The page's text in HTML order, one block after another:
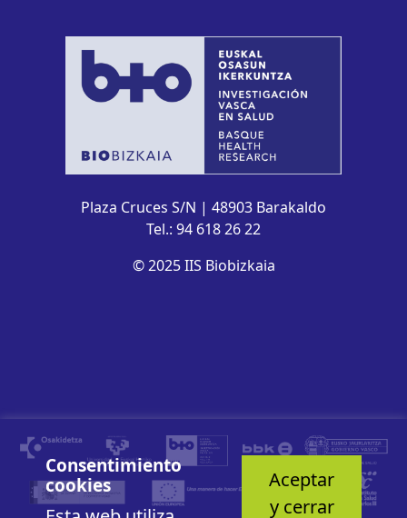
Plaza Cruces S/N | 48903 Barakaldo
Tel.: 94 618 26 22
© 2025 IIS Biobizkaia
Consentimiento
cookies
Aceptar
y cerrar